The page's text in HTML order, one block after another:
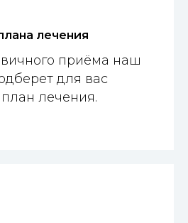
лечения
приёма наш
для вас
лечения.